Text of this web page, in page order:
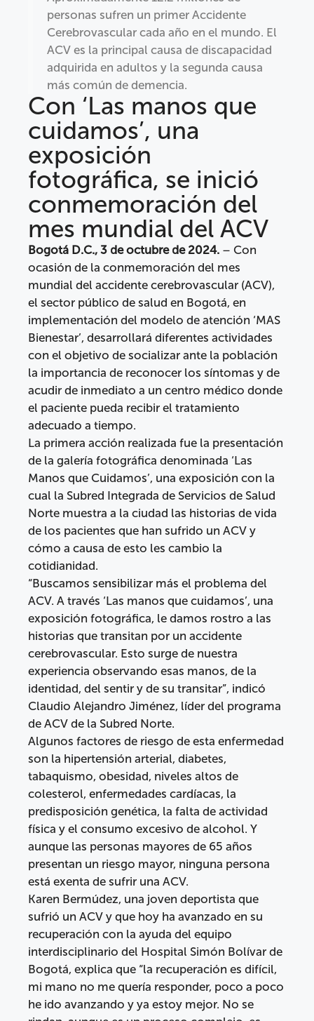
personas sufren un primer Accidente
Cerebrovascular cada año en el mundo. El
ACV es la principal causa de discapacidad
adquirida en adultos y la segunda causa
más común de demencia.
Con ‘Las manos que
cuidamos’, una
exposición
fotográfica, se inició
conmemoración del
mes mundial del ACV
Bogotá D.C., 3 de octubre de 2024. – Con
ocasión de la conmemoración del mes
mundial del accidente cerebrovascular (ACV),
el sector público de salud en Bogotá, en
implementación del modelo de atención ‘MAS
Bienestar’, desarrollará diferentes actividades
con el objetivo de socializar ante la población
la importancia de reconocer los síntomas y de
acudir de inmediato a un centro médico donde
el paciente pueda recibir el tratamiento
adecuado a tiempo.
La primera acción realizada fue la presentación
de la galería fotográfica denominada ‘Las
Manos que Cuidamos’, una exposición con la
cual la Subred Integrada de Servicios de Salud
Norte muestra a la ciudad las historias de vida
de los pacientes que han sufrido un ACV y
cómo a causa de esto les cambio la
cotidianidad.
“Buscamos sensibilizar más el problema del
ACV. A través ‘Las manos que cuidamos’, una
exposición fotográfica, le damos rostro a las
historias que transitan por un accidente
cerebrovascular. Esto surge de nuestra
experiencia observando esas manos, de la
identidad, del sentir y de su transitar”, indicó
Claudio Alejandro Jiménez, líder del programa
de ACV de la Subred Norte.
Algunos factores de riesgo de esta enfermedad
son la hipertensión arterial, diabetes,
tabaquismo, obesidad, niveles altos de
colesterol, enfermedades cardíacas, la
predisposición genética, la falta de actividad
física y el consumo excesivo de alcohol. Y
aunque las personas mayores de 65 años
presentan un riesgo mayor, ninguna persona
está exenta de sufrir una ACV.
Karen Bermúdez, una joven deportista que
sufrió un ACV y que hoy ha avanzado en su
recuperación con la ayuda del equipo
interdisciplinario del Hospital Simón Bolívar de
Bogotá, explica que “la recuperación es difícil,
mi mano no me quería responder, poco a poco
he ido avanzando y ya estoy mejor. No se